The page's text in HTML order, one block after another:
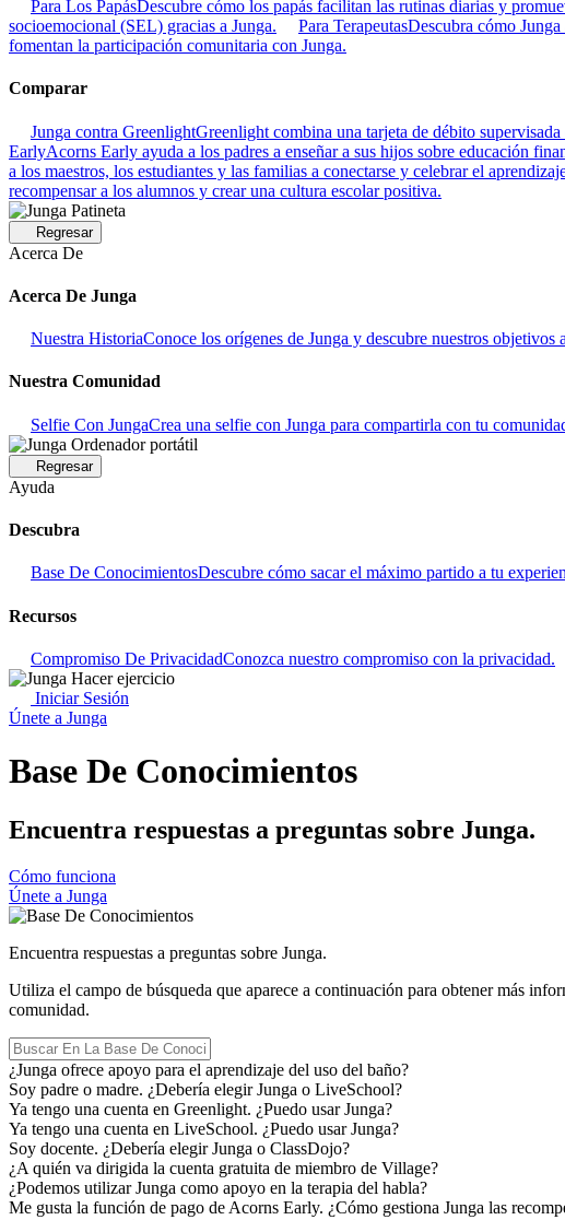
Para Los PapásDescubre cómo los papás facilitan las rutinas diarias y
socioemocional (SEL) gracias a Junga.
Para TerapeutasDescubra cómo
fomentan la participación comunitaria con Junga.
Comparar
Junga contra GreenlightGreenlight combina una tarjeta de débito
EarlyAcorns Early ayuda a los padres a enseñar a sus hijos sobre educación
a los maestros, los estudiantes y las familias a conectarse y celebrar el
recompensar a los alumnos y crear una cultura escolar positiva.
Regresar
Acerca De
Acerca De Junga
Nuestra HistoriaConoce los orígenes de Junga y descubre nuestros objetivos
Nuestra Comunidad
Selfie Con JungaCrea una selfie con Junga para compartirla con tu
Regresar
Ayuda
Descubra
Base De ConocimientosDescubre cómo sacar el máximo partido a tu
Recursos
Compromiso De PrivacidadConozca nuestro compromiso con la privacidad.
Iniciar Sesión
Únete a Junga
Base De Conocimientos
Encuentra respuestas a preguntas sobre Junga.
Cómo funciona
Únete a Junga
Encuentra respuestas a preguntas sobre Junga.
Utiliza el campo de búsqueda que aparece a continuación para obtener más
comunidad.
¿Junga ofrece apoyo para el aprendizaje del uso del baño?
Soy padre o madre. ¿Debería elegir Junga o LiveSchool?
Ya tengo una cuenta en Greenlight. ¿Puedo usar Junga?
Ya tengo una cuenta en LiveSchool. ¿Puedo usar Junga?
Soy docente. ¿Debería elegir Junga o ClassDojo?
¿A quién va dirigida la cuenta gratuita de miembro de Village?
¿Podemos utilizar Junga como apoyo en la terapia del habla?
Me gusta la función de pago de Acorns Early. ¿Cómo gestiona Junga las